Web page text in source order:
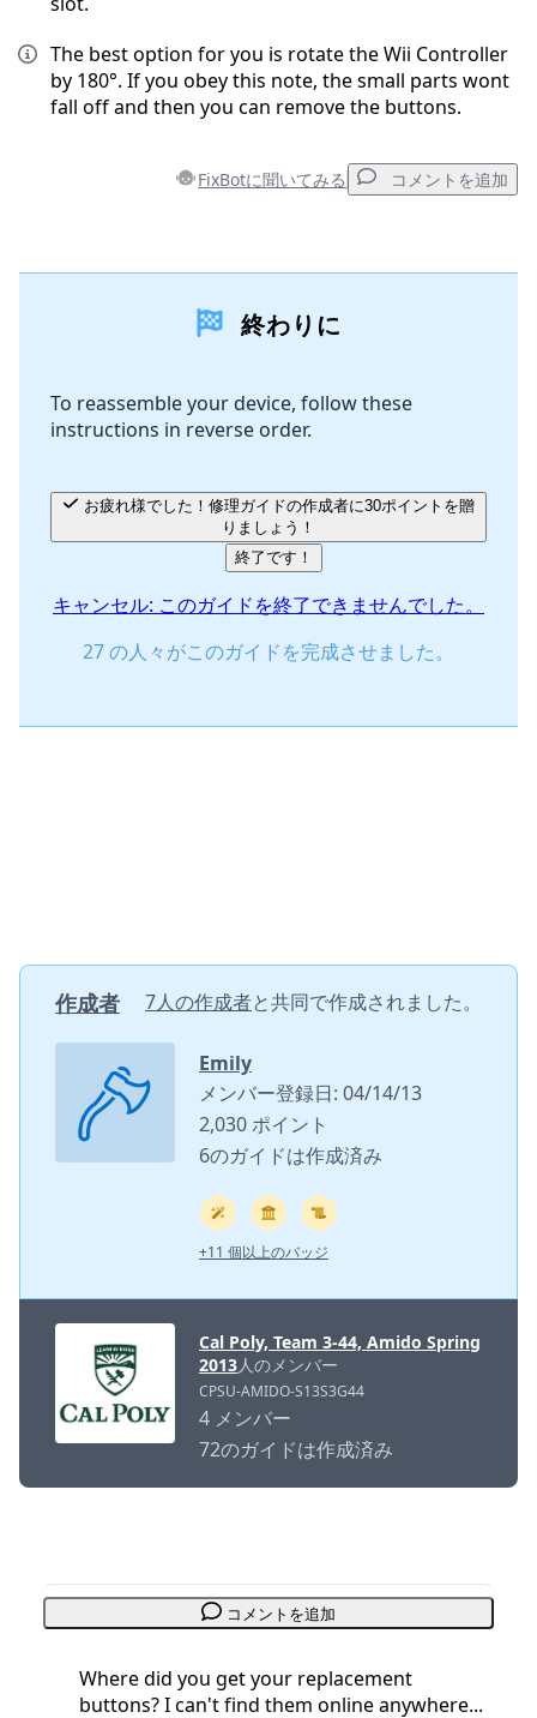
The best option for you is rotate the Wii Controller
by 180°. If you obey this note, the small parts wont
fall off and then you can remove the buttons.
FixBotに聞いてみる コメントを追加
キャンセル
終わりに
To reassemble your device, follow these
instructions in reverse order.
りましょう！
終了です！
キャンセル: このガイドを終了できませんでした。
27 の人々がこのガイドを完成させました。
作成者 7人の作成者と共同で作成されました。
Emily
メンバー登録日: 04/14/13
2,030 ポイント
6のガイドは作成済み
+11 個以上のバッジ
Cal Poly, Team 3-44, Amido Spring
2013人のメンバー
CPSU-AMIDO-S13S3G44
4 メンバー
72のガイドは作成済み
コメントを追加
Where did you get your replacement
buttons? I can't find them online anywhere...